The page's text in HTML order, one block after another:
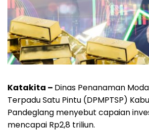
Katakita – Dinas Penanaman
Terpadu Satu Pintu (DPMPTSP)
Pandeglang menyebut capaian
mencapai Rp2,8 triliun.